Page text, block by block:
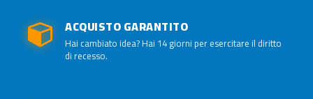
ACQUISTO GARANTITO
Hai cambiato idea? Hai 14 giorni per esercitare il diritto
di recesso.